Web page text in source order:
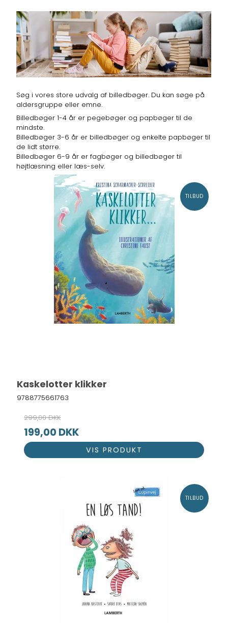
Søg i vores store udvalg af billedbøger. Du kan søge på
aldersgruppe eller emne.
Billedbøger 1-4 år er pegebøger og papbøger til de
mindste.
Billedbøger 3-6 år er billedbøger og enkelte papbøger til
de lidt større.
Billedbøger 6-9 år er fagbøger og billedbøger til
højtlæsning eller læs-selv.
TILBUD
Kaskelotter klikker
9788775661763
299,00 DKK
199,00 DKK
VIS PRODUKT
TILBUD